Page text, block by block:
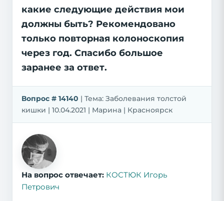
какие следующие действия мои
должны быть? Рекомендовано
только повторная колоноскопия
через год. Спасибо большое
заранее за ответ.
Вопрос # 14140 | Тема: Заболевания толстой
кишки | 10.04.2021 | Марина | Красноярск
На вопрос отвечает: КОСТЮК Игорь
Петрович